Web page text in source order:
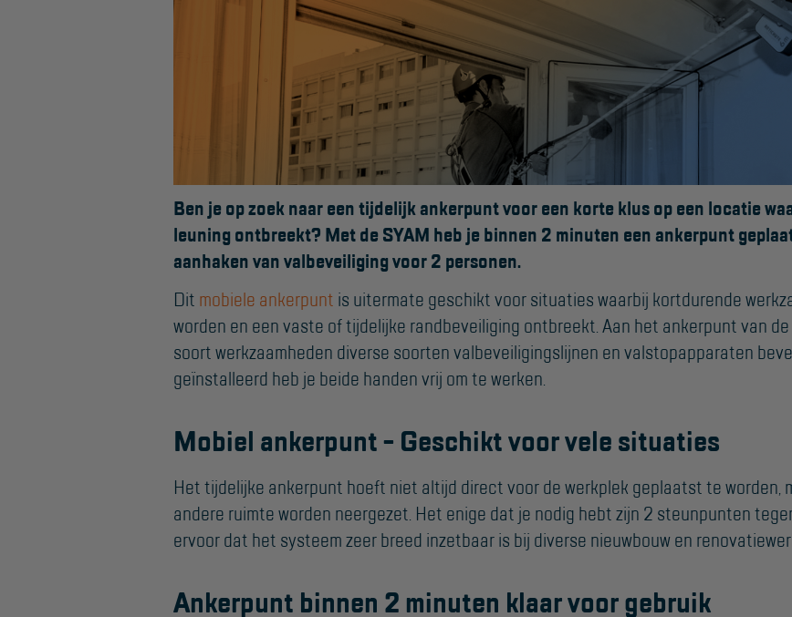
Keuring en Inspectie
OVER ONS
Vestigingen
Dealers
Werken bij ons
Product video's
SUPPORT
Handleidingen
Tips en trucs
Veelgestelde vragen
Wet- en regelgeving
Garantie
Algemene
voorwaarden
Webshop voorwaarden
Ben je op zoek naar een tijdelijk ankerpunt voor een korte klus op een locatie
leuning ontbreekt? Met de SYAM heb je binnen 2 minuten een ankerpunt
aanhaken van valbeveiliging voor 2 personen.
Dit mobiele ankerpunt is uitermate geschikt voor situaties waarbij kortdurende
worden en een vaste of tijdelijke randbeveiliging ontbreekt. Aan het ankerpunt van
soort werkzaamheden diverse soorten valbeveiligingslijnen en valstopapparaten
geïnstalleerd heb je beide handen vrij om te werken.
Mobiel ankerpunt - Geschikt voor vele situaties
Het tijdelijke ankerpunt hoeft niet altijd direct voor de werkplek geplaatst te worden,
andere ruimte worden neergezet. Het enige dat je nodig hebt zijn 2 steunpunten
ervoor dat het systeem zeer breed inzetbaar is bij diverse nieuwbouw en
Ankerpunt binnen 2 minuten klaar voor gebruik